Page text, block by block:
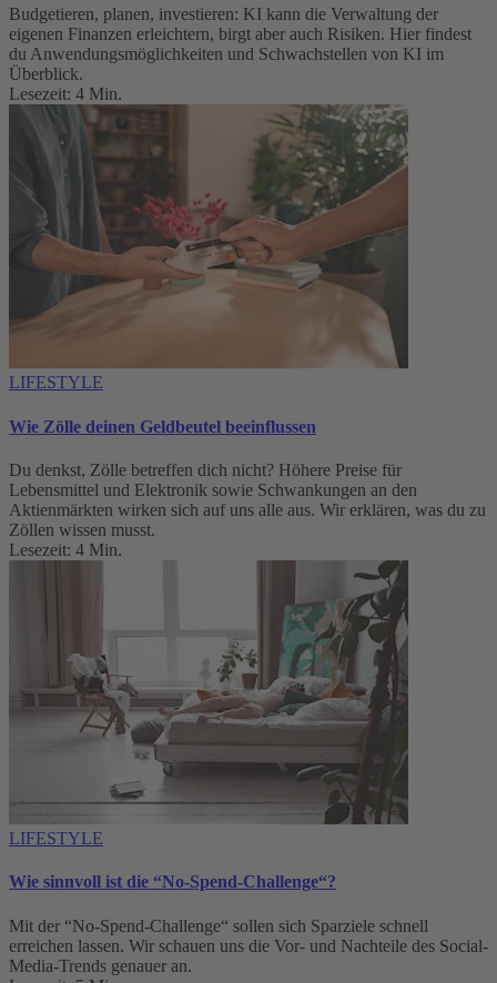
Budgetieren, planen, investieren: KI kann die Verwaltung der
eigenen Finanzen erleichtern, birgt aber auch Risiken. Hier findest
du Anwendungsmöglichkeiten und Schwachstellen von KI im
Überblick.
Lesezeit: 4 Min.
LIFESTYLE
Wie Zölle deinen Geldbeutel beeinflussen
Du denkst, Zölle betreffen dich nicht? Höhere Preise für
Lebensmittel und Elektronik sowie Schwankungen an den
Aktienmärkten wirken sich auf uns alle aus. Wir erklären, was du zu
Zöllen wissen musst.
Lesezeit: 4 Min.
LIFESTYLE
Wie sinnvoll ist die “No-Spend-Challenge“?
Mit der “No-Spend-Challenge“ sollen sich Sparziele schnell
erreichen lassen. Wir schauen uns die Vor- und Nachteile des Social-
Media-Trends genauer an.